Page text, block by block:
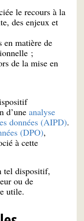
le recours à la
des enjeux et
en matière de
;
de la mise en
d’une analyse
données (AIPD).
(DPO),
à cette
tel dispositif,
ou de
utile.